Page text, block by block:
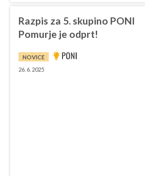
Razpis za 5. skupino PONI
Pomurje je odprt!
NOVICE
26. 6. 2025